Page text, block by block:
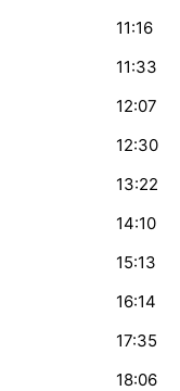
11:16
11:33
12:07
12:30
13:22
14:10
15:13
16:14
17:35
18:06